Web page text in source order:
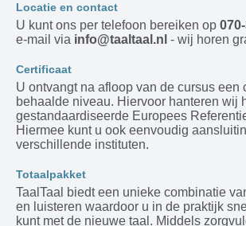
Locatie en contact
U kunt ons per telefoon bereiken op
e-mail via info@taaltaal.nl - wij horen
Certificaat
U ontvangt na afloop van de cursus een
behaalde niveau. Hiervoor hanteren wij
gestandaardiseerde Europees
Hiermee kunt u ook eenvoudig
verschillende instituten.
Totaalpakket
TaalTaal biedt een unieke combinatie
en luisteren waardoor u in de praktijk
kunt met de nieuwe taal. Middels